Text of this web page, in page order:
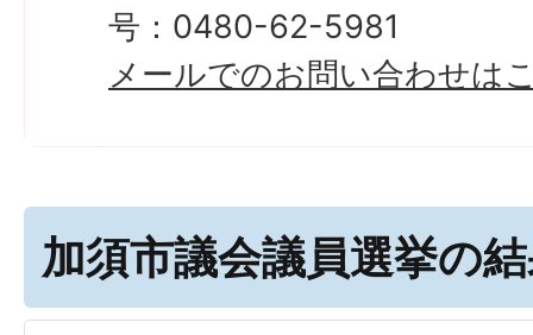
号：0480-62-5981
メールでのお問い合わせは
加須市議会議員選挙の